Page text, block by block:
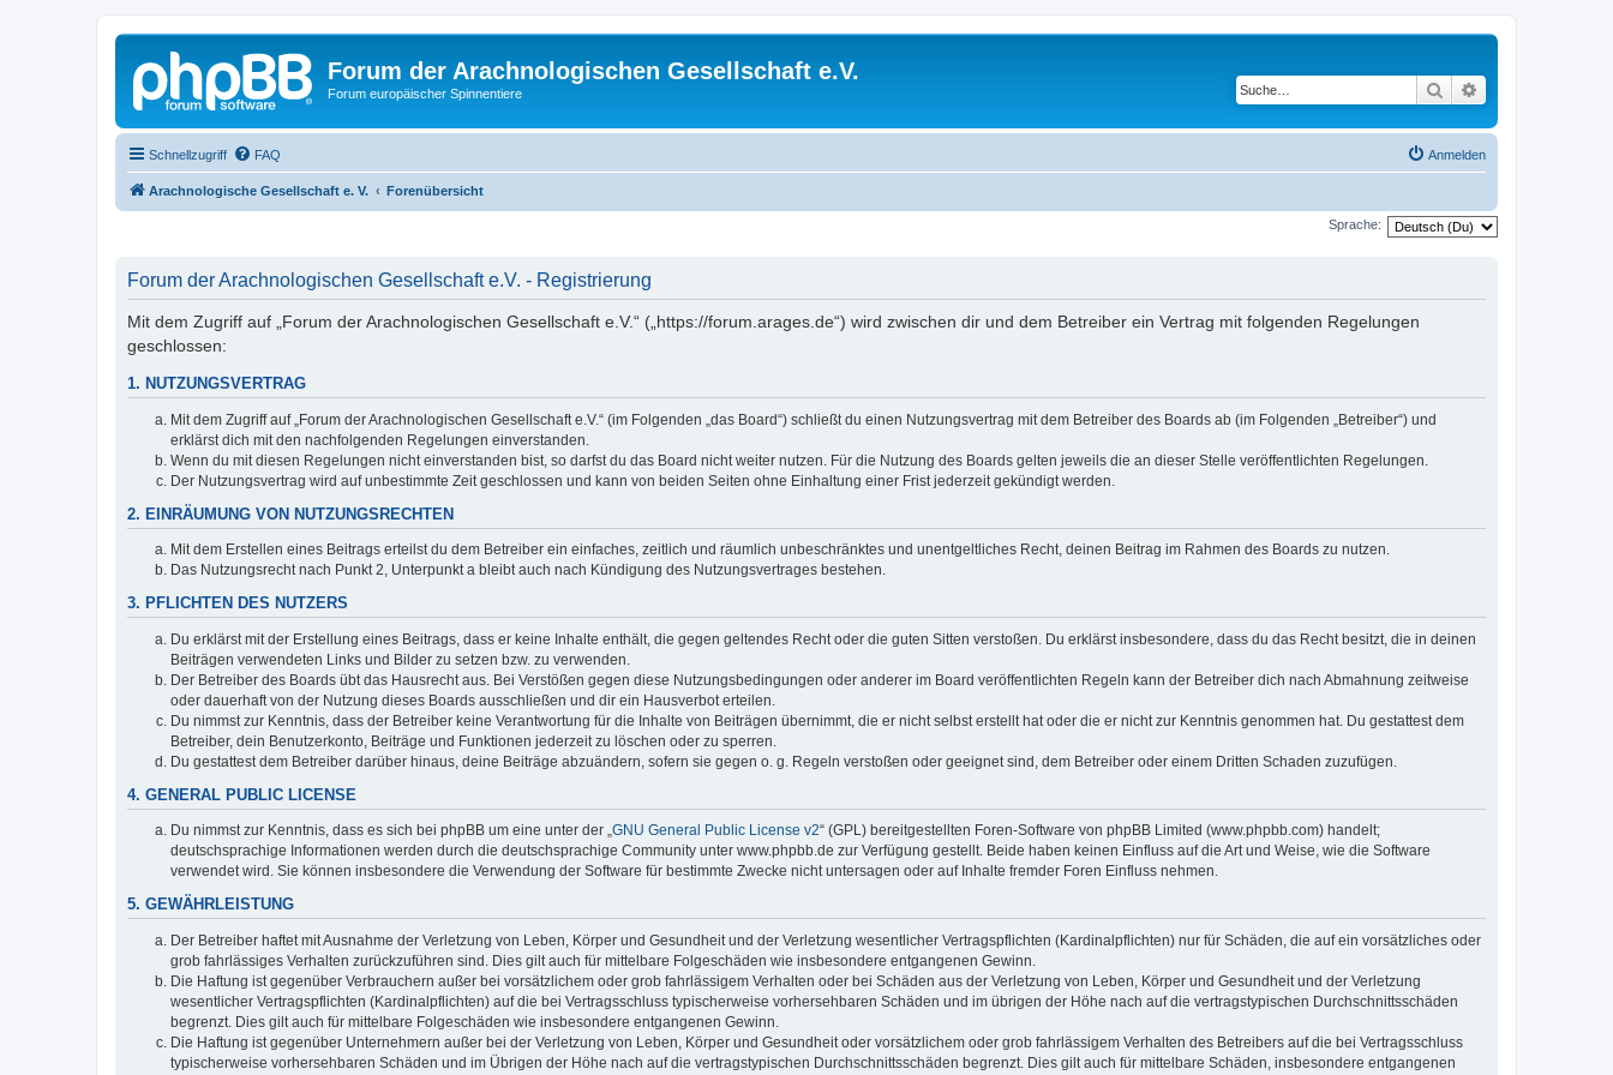
Forum der Arachnologischen Gesellschaft e.V.
Forum europäischer Spinnentiere Suche
Schnellzugriff FAQ Anmelden
Arachnologische Gesellschaft e. V. Forenübersicht
Sprache:
Forum der Arachnologischen Gesellschaft e.V. - Registrierung
Mit dem Zugriff auf „Forum der Arachnologischen Gesellschaft e.V.“ („https://forum.arages.de“) wird zwischen dir und dem Betreiber ein Vertrag mit folgenden Regelungen
geschlossen:
1. NUTZUNGSVERTRAG
Mit dem Zugriff auf „Forum der Arachnologischen Gesellschaft e.V.“ (im Folgenden „das Board“) schließt du einen Nutzungsvertrag mit dem Betreiber des Boards ab (im Folgenden „Betreiber“) und
erklärst dich mit den nachfolgenden Regelungen einverstanden.
Wenn du mit diesen Regelungen nicht einverstanden bist, so darfst du das Board nicht weiter nutzen. Für die Nutzung des Boards gelten jeweils die an dieser Stelle veröffentlichten Regelungen.
Der Nutzungsvertrag wird auf unbestimmte Zeit geschlossen und kann von beiden Seiten ohne Einhaltung einer Frist jederzeit gekündigt werden.
2. EINRÄUMUNG VON NUTZUNGSRECHTEN
Mit dem Erstellen eines Beitrags erteilst du dem Betreiber ein einfaches, zeitlich und räumlich unbeschränktes und unentgeltliches Recht, deinen Beitrag im Rahmen des Boards zu nutzen.
Das Nutzungsrecht nach Punkt 2, Unterpunkt a bleibt auch nach Kündigung des Nutzungsvertrages bestehen.
3. PFLICHTEN DES NUTZERS
Du erklärst mit der Erstellung eines Beitrags, dass er keine Inhalte enthält, die gegen geltendes Recht oder die guten Sitten verstoßen. Du erklärst insbesondere, dass du das Recht besitzt, die in deinen
Beiträgen verwendeten Links und Bilder zu setzen bzw. zu verwenden.
Der Betreiber des Boards übt das Hausrecht aus. Bei Verstößen gegen diese Nutzungsbedingungen oder anderer im Board veröffentlichten Regeln kann der Betreiber dich nach Abmahnung zeitweise
oder dauerhaft von der Nutzung dieses Boards ausschließen und dir ein Hausverbot erteilen.
Du nimmst zur Kenntnis, dass der Betreiber keine Verantwortung für die Inhalte von Beiträgen übernimmt, die er nicht selbst erstellt hat oder die er nicht zur Kenntnis genommen hat. Du gestattest dem
Betreiber, dein Benutzerkonto, Beiträge und Funktionen jederzeit zu löschen oder zu sperren.
Du gestattest dem Betreiber darüber hinaus, deine Beiträge abzuändern, sofern sie gegen o. g. Regeln verstoßen oder geeignet sind, dem Betreiber oder einem Dritten Schaden zuzufügen.
4. GENERAL PUBLIC LICENSE
Du nimmst zur Kenntnis, dass es sich bei phpBB um eine unter der „GNU General Public License v2“ (GPL) bereitgestellten Foren-Software von phpBB Limited (www.phpbb.com) handelt;
deutschsprachige Informationen werden durch die deutschsprachige Community unter www.phpbb.de zur Verfügung gestellt. Beide haben keinen Einfluss auf die Art und Weise, wie die Software
verwendet wird. Sie können insbesondere die Verwendung der Software für bestimmte Zwecke nicht untersagen oder auf Inhalte fremder Foren Einfluss nehmen.
5. GEWÄHRLEISTUNG
Der Betreiber haftet mit Ausnahme der Verletzung von Leben, Körper und Gesundheit und der Verletzung wesentlicher Vertragspflichten (Kardinalpflichten) nur für Schäden, die auf ein vorsätzliches oder
grob fahrlässiges Verhalten zurückzuführen sind. Dies gilt auch für mittelbare Folgeschäden wie insbesondere entgangenen Gewinn.
Die Haftung ist gegenüber Verbrauchern außer bei vorsätzlichem oder grob fahrlässigem Verhalten oder bei Schäden aus der Verletzung von Leben, Körper und Gesundheit und der Verletzung
wesentlicher Vertragspflichten (Kardinalpflichten) auf die bei Vertragsschluss typischerweise vorhersehbaren Schäden und im übrigen der Höhe nach auf die vertragstypischen Durchschnittsschäden
begrenzt. Dies gilt auch für mittelbare Folgeschäden wie insbesondere entgangenen Gewinn.
Die Haftung ist gegenüber Unternehmern außer bei der Verletzung von Leben, Körper und Gesundheit oder vorsätzlichem oder grob fahrlässigem Verhalten des Betreibers auf die bei Vertragsschluss
typischerweise vorhersehbaren Schäden und im Übrigen der Höhe nach auf die vertragstypischen Durchschnittsschäden begrenzt. Dies gilt auch für mittelbare Schäden, insbesondere entgangenen